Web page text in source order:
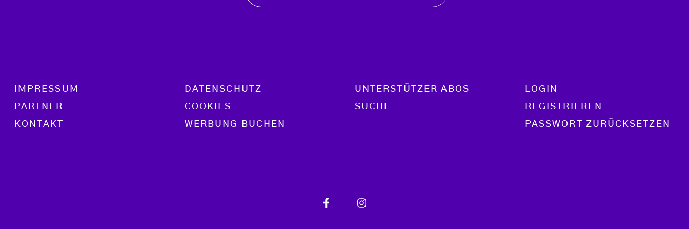
Footer menu
IMPRESSUM
PARTNER
KONTAKT
DATENSCHUTZ
COOKIES
WERBUNG BUCHEN
UNTERSTÜTZER ABOS
SUCHE
LOGIN
REGISTRIEREN
PASSWORT ZURÜCKSETZEN